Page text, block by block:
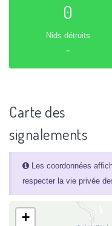
0
Nids détruits
=
Carte des
signalements
Les coordonnées
respecter la vie privée
+